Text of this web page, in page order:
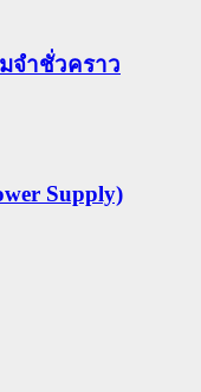
จำชั่วคราว
Supply)